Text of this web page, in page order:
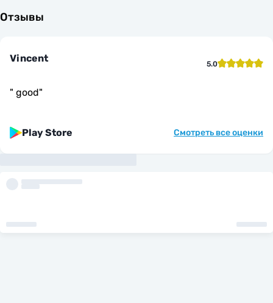
Отзывы
Vincent 5.0
" good"
Play Store Смотреть все оценки